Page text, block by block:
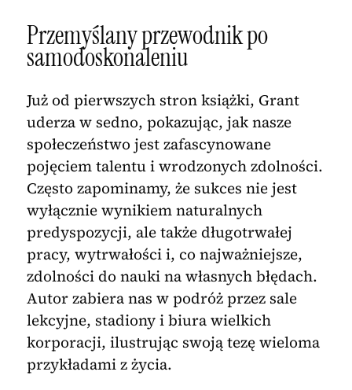
Przemyślany przewodnik po
samodoskonaleniu
Już od pierwszych stron książki, Grant
uderza w sedno, pokazując, jak nasze
społeczeństwo jest zafascynowane
pojęciem talentu i wrodzonych zdolności.
Często zapominamy, że sukces nie jest
wyłącznie wynikiem naturalnych
predyspozycji, ale także długotrwałej
pracy, wytrwałości i, co najważniejsze,
zdolności do nauki na własnych błędach.
Autor zabiera nas w podróż przez sale
lekcyjne, stadiony i biura wielkich
korporacji, ilustrując swoją tezę wieloma
przykładami z życia.